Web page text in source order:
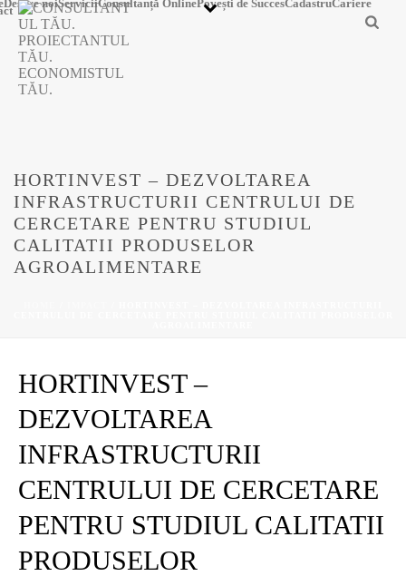
Despre noiServiciiConsultanță OnlinePovești de SuccesCadastruCariere
HORTINVEST – DEZVOLTAREA
INFRASTRUCTURII CENTRULUI DE
CERCETARE PENTRU STUDIUL
CALITATII PRODUSELOR
AGROALIMENTARE
HORTINVEST –
DEZVOLTAREA
INFRASTRUCTURII
CENTRULUI DE CERCETARE
PENTRU STUDIUL CALITATII
PRODUSELOR